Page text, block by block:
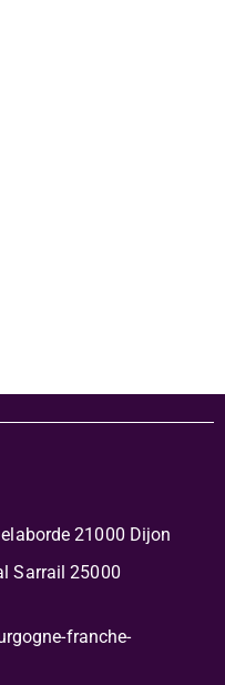
21000 Dijon
Sarrail 25000
franche-